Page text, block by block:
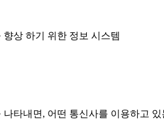
상 하기 위한 정보 시스템
타내면, 어떤 통신사를 이용하고